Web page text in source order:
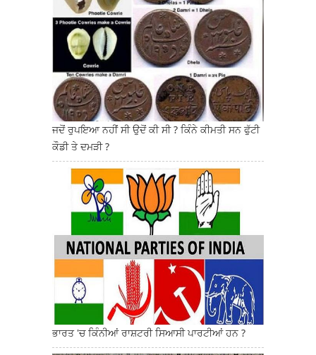
ਜਦੋਂ ਰੁਪਇਆ ਨਹੀਂ ਸੀ ਉਦੋਂ ਕੀ ਸੀ ? ਕਿੰਨੇ ਕੀਮਤੀ ਸਨ ਫੁੱਟੀ
ਕੌਡੀ ਤੇ ਦਮੜੀ ?
ਭਾਰਤ 'ਚ ਕਿੰਨੀਆਂ ਰਾਸ਼ਟਰੀ ਸਿਆਸੀ ਪਾਰਟੀਆਂ ਹਨ ?